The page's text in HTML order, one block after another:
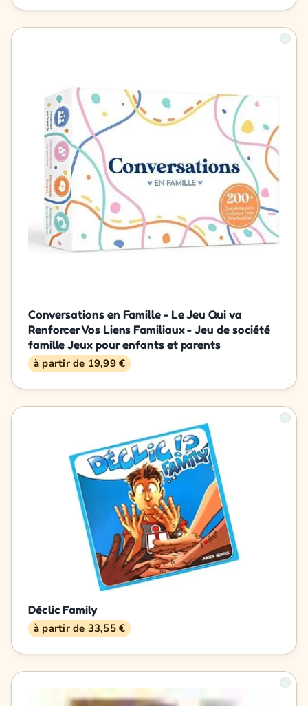
Conversations en Famille - Le Jeu Qui va
Renforcer Vos Liens Familiaux - Jeu de société
famille Jeux pour enfants et parents
à partir de 19,99 €
Déclic Family
à partir de 33,55 €